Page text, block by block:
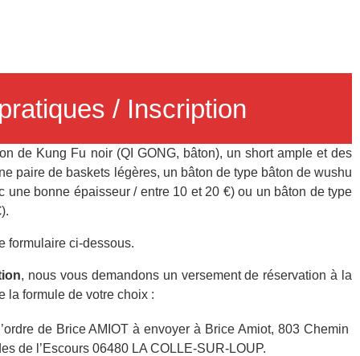
/ Inscription
de Kung Fu noir (QI GONG, bâton), un short ample et des
paire de baskets légères, un bâton de type bâton de wushu
une bonne épaisseur / entre 10 et 20 €) ou un bâton de type
formulaire ci-dessous.
, nous vous demandons un versement de réservation à la
la formule de votre choix :
de Brice AMIOT à envoyer à Brice Amiot, 803 Chemin
de l’Escours 06480 LA COLLE-SUR-LOUP.